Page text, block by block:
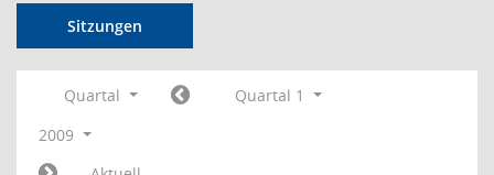
Sitzungen
Quartal
Quartal 1
2009